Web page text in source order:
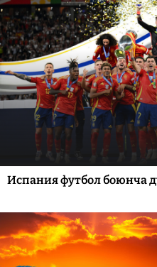
Испания футбол боюнча